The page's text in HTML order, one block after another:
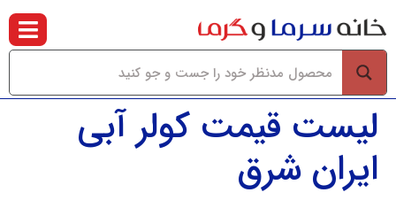
لیست قیمت کولر آبی
ایران شرق